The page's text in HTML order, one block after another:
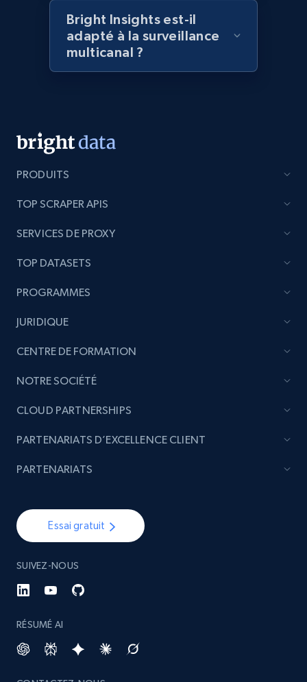
Home Depot US - Discovery products by
specific category URL
Reviews count shop, Reviews count item, Initial
Etsy - Collect data on products using
Reviews count shop, Reviews count item, Initial
Reviews count shop, Reviews count item, Initial
1.9K+ 322+
Bright Insights est-il
adapté à la surveillance
multicanal ?
PRODUITS
TOP SCRAPER APIS
SERVICES DE PROXY
TOP DATASETS
PROGRAMMES
JURIDIQUE
CENTRE DE FORMATION
NOTRE SOCIÉTÉ
Essai gratuit
SUIVEZ-NOUS
RÉSUMÉ AI
CLOUD PARTNERSHIPS
PARTENARIATS D’EXCELLENCE CLIENT
PARTENARIATS